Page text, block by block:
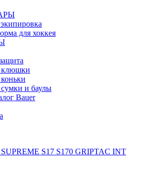
для хоккея
клюшки
и баулы
Bauer
S17 S170 GRIPTAC INT